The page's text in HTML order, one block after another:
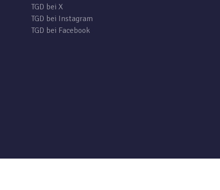
TGD bei X
TGD bei Instagram
TGD bei Facebook